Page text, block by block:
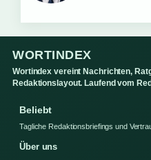
WORTINDEX
Wortindex vereint Nachrichten,
Redaktionslayout. Laufend vom
Beliebt
Tagliche Redaktionsbriefings und
Über uns